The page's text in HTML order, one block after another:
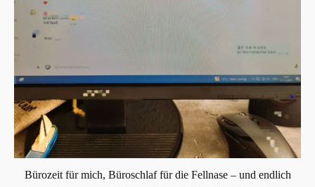
Bürozeit für mich, Büroschlaf für die Fellnase – und endlich